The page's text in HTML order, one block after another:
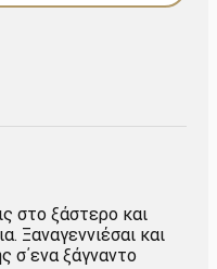
στο ξάστερο και
Ξαναγεννιέσαι και
σ΄ενα ξάγναντο